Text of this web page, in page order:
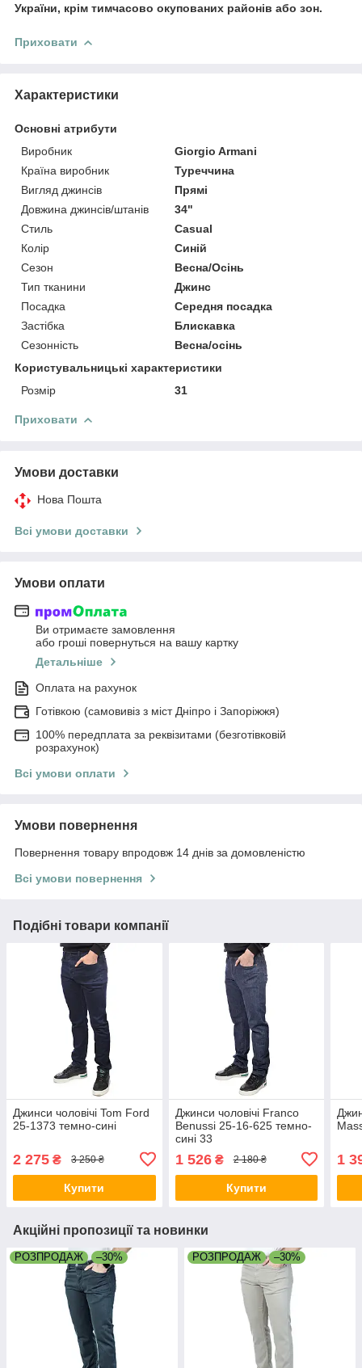
України, крім тимчасово окупованих районів або зон.
Приховати
Характеристики
Основні атрибути
Виробник
Giorgio Armani
Країна виробник
Туреччина
Вигляд джинсів
Прямі
Довжина джинсів/штанів
34"
Стиль
Casual
Колір
Синій
Сезон
Весна/Осінь
Тип тканини
Джинс
Посадка
Середня посадка
Застібка
Блискавка
Сезонність
Весна/осінь
Користувальницькі характеристики
Розмір
31
Приховати
Умови доставки
Нова Пошта
Всі умови доставки
Умови оплати
Ви отримаєте замовлення
або гроші повернуться на вашу картку
Детальніше
Оплата на рахунок
Готівкою (самовивіз з міст Дніпро і Запоріжжя)
100% передплата за реквізитами (безготівковій
розрахунок)
Всі умови оплати
Умови повернення
Повернення товару впродовж 14 днів за домовленістю
Всі умови повернення
Подібні товари компанії
Джинси чоловічі Tom Ford
25-1373 темно-сині
2 275 ₴ 3 250 ₴
Купити
Джинси чоловічі Franco
Benussi 25-16-625 темно-
сині 33
1 526₴ 2 180 ₴
Купити
1
Акційні пропозиції та новинки
РОЗПРОДАЖ –30% РОЗПРОДАЖ –30%